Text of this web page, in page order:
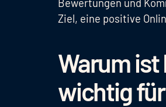
Bewertungen und
Ziel, eine positive
Warum
wichtig